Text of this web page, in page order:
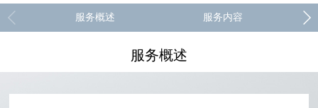
服务概述 服务内容
服务概述